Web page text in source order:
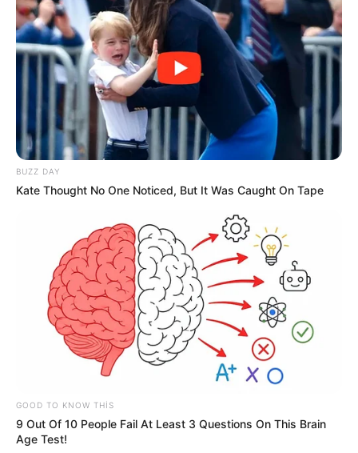
20:50 / 02 İyun 2026 CƏMİYYƏT
Bakıda güclü külək binanın fasadını
uçurtdu -
1 2
BUZZ DAY
Kate Thought No One Noticed, But It Was Caught On Tape
GOOD TO KNOW THIS
9 Out Of 10 People Fail At Least 3 Questions On This Brain
Age Test!